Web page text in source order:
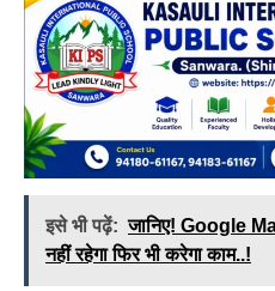
इसे भी पढ़ें: जानिए! Google
नहीं रहेगा फिर भी करेगा काम..!